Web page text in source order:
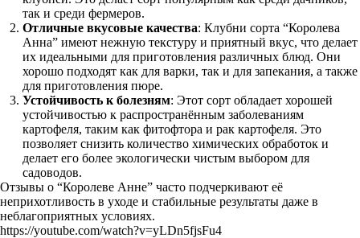
так и среди фермеров.
Отличные вкусовые качества: Клубни сорта “Королева
Анна” имеют нежную текстуру и приятный вкус, что делает
их идеальными для приготовления различных блюд. Они
хорошо подходят как для варки, так и для запекания, а также
для приготовления пюре.
Устойчивость к болезням: Этот сорт обладает хорошей
устойчивостью к распространённым заболеваниям
картофеля, таким как фитофтора и рак картофеля. Это
позволяет снизить количество химических обработок и
делает его более экологически чистым выбором для
садоводов.
Отзывы о “Королеве Анне” часто подчеркивают её
неприхотливость в уходе и стабильные результаты даже в
неблагоприятных условиях.
https://youtube.com/watch?v=yLDn5fjsFu4